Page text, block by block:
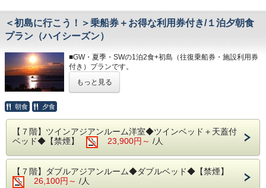
良質な熱海温泉を是非ご堪能くださいませ。
源泉かけ流しの露天風呂は、湯船に浸かれば至福のひと時に
なること間違いなしです。
・15:00～24:00（最終入場 23:30）
・ 6:00～10:30（最終入場 10:00）
◆エステ・貸切露天風呂
事前予約制となります。
◆駐車場
1日1台1,200円となります。
※30台と限りがあり先着順となります。
※満車の場合は、ホテルよりご連絡いたします。（近隣のコ
グをお客様ご自身でご利用下さい。
＊PICA初島は木曜日が休業となります。
◆お部屋
相模湾の朝焼けや熱海の夜景が一望できます。
＊３歳未満のお子様がいらっしゃる場合は、備考欄へご人数
をご記入ください。
＊３名様以上のご宿泊については、ご就寝の際に畳・ソファ
◆お食事
レストラン「The Dining OCEAN'S GIFT」は、和・洋を中
心とした多彩な料理をご用意しております。
な夜景を目の前に、当館のビュッフェをお楽しみください。
※日が暮れる頃に、海を見ながらお召し上がりいただく空間
＜初島に行こう！＞乗船券＋お得な利用券付き/１泊夕朝食
プラン（ハイシーズン）
■GW・夏季・SWの1泊2食+初島（往復乗船券・施設利用券
付き）プランです。
熱海港から30分！
南国の花が咲く「初島」にクルーズ船でプチ船旅のできるプ
＊R-Asia・島の湯・サルトビ・VOUTANから2施設をご利用
いただけます。
＊小学生未満の方のご追加分は、現地精算となります。
＊天候・波の状況により運行状況（欠航）が変わる場合があ
ります。
もっと見る
朝食 夕食
【７階】ツインアジアンルーム洋室◆ツインベッド＋天蓋付
ベッド◆【禁煙】
23,900円～ /人
【７階】ダブルアジアンルーム◆ダブルベッド◆【禁煙】
26,100円～ /人